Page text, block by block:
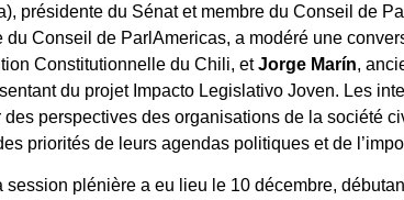
présidente du Sénat et membre du Conseil de
du Conseil de ParlAmericas, a modéré une
Constitutionnelle du Chili, etJorge Marín,
du projet Impacto Legislativo Joven. Les
des perspectives des organisations de la société
priorités de leurs agendas politiques et de
session plénière a eu lieu le 10 décembre,